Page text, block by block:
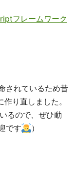
フレームワーク
されているため昔
り直しました。
るので、ぜひ動
です
）